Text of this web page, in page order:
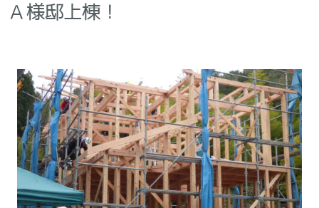
Ａ様邸上棟！